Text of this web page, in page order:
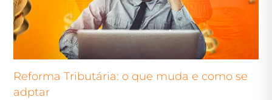
Reforma Tributária: o que muda e como se
adptar